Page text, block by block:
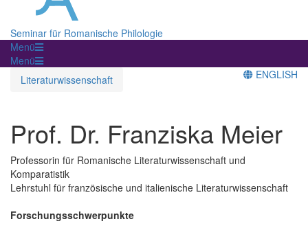
Seminar für Romanische Philologie
Menü
Menü
Literaturwissenschaft
ENGLISH
Prof. Dr. Franziska Meier
Professorin für Romanische Literaturwissenschaft und
Komparatistik
Lehrstuhl für französische und italienische Literaturwissenschaft
Forschungsschwerpunkte